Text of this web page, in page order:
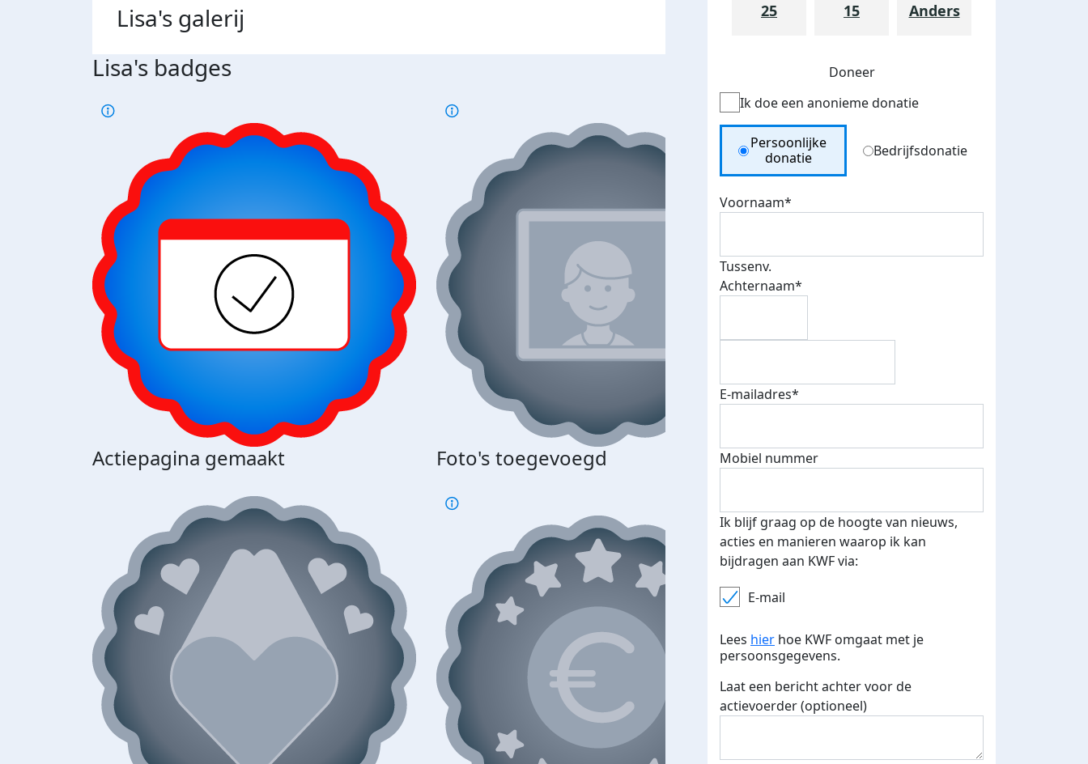
Lisa's galerij
Lisa's badges
Actiepagina gemaakt Foto's toegevoegd E-mails verstuurd
je je speciale KWF t-shirt!
25 15 Anders
Doneer
Ik doe een anonieme donatie
Donation Type
Persoonlijke
donatie
Bedrijfsdonatie
Voornaam*
Tussenv.
Achternaam*
E-mailadres*
Mobiel nummer
Ik blijf graag op de hoogte van nieuws,
acties en manieren waarop ik kan
bijdragen aan KWF via:
E-mail
Lees hier hoe KWF omgaat met je
persoonsgegevens.
Laat een bericht achter voor de
actievoerder (optioneel)